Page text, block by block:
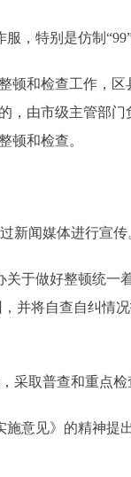
特别是仿制“99”
和检查工作，区
，由市级主管部
顿和检查。
新闻媒体进行宣传
做好整顿统一
并将自查自纠情
取普查和重点检
意见》的精神提